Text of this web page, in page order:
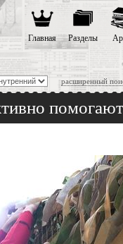
расширенный
Главная Разделы